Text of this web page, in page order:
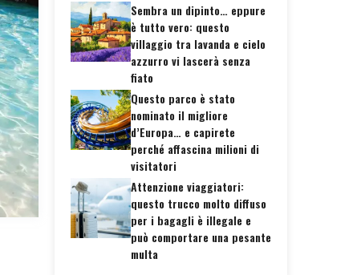
Sembra un dipinto… eppure
è tutto vero: questo
villaggio tra lavanda e cielo
azzurro vi lascerà senza
fiato
Questo parco è stato
nominato il migliore
d’Europa… e capirete
perché affascina milioni di
visitatori
Attenzione viaggiatori:
questo trucco molto diffuso
per i bagagli è illegale e
può comportare una pesante
multa